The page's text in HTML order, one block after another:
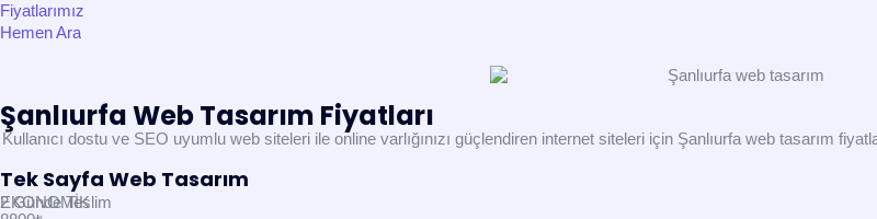
Fiyatlarımız
Hemen Ara
Şanlıurfa Web Tasarım Fiyatları
Kullanıcı dostu ve SEO uyumlu web siteleri ile online varlığınızı güçlendiren internet siteleri için Şanlıurfa web tasarım
Tek Sayfa Web Tasarım
EKONOMİK
2 Günde Teslim